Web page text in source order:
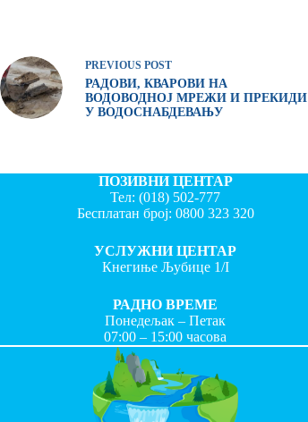
PREVIOUS POST
РАДОВИ, КВАРОВИ НА
ВОДОВОДНОЈ МРЕЖИ И ПРЕКИДИ
У ВОДОСНАБДЕВАЊУ
ПОЗИВНИ ЦЕНТАР
Тел:(018) 502-777
Бесплатан број: 0800 323 320
УСЛУЖНИ ЦЕНТАР
Кнегиње Љубице 1/I
РАДНО ВРЕМЕ
Понедељак – Петак
07:00 – 15:00 часова